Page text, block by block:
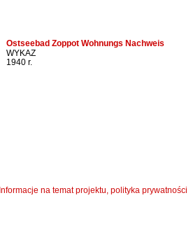
Ostseebad Zoppot Wohnungs Nachweis
WYKAZ
1940 r.
Informacje na temat projektu, polityka prywatności